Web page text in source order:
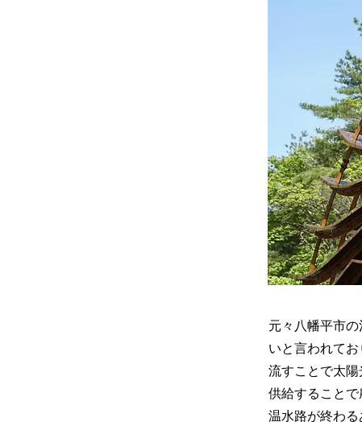
元々八幡平市
いと言われて
流すことで太
供給することで
温水路が終わ